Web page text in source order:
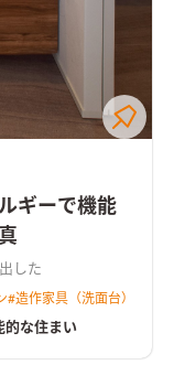
ギーで機能
した
#造作家具（洗面台）
的な住まい